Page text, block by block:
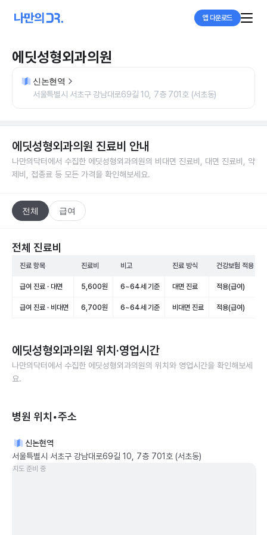
앱 다운로드
에딧성형외과의원
신논현역
서울특별시 서초구 강남대로69길 10, 7층 701호 (서초동)
에딧성형외과의원 진료비 안내
나만의닥터에서 수집한 에딧성형외과의원의 비대면 진료비, 대면 진료비, 약
제비, 접종료 등 모든 가격을 확인해보세요.
전체 급여
전체 진료비
진료 항목 진료비 비고 진료 방식 건강보험 적용
급여 진료 · 대면 5,600원 6~64세 기준 대면 진료 적용(급여)
급여 진료 · 비대면 6,700원 6~64세 기준 비대면 진료 적용(급여)
에딧성형외과의원 위치·영업시간
나만의닥터에서 수집한 에딧성형외과의원의 위치와 영업시간을 확인해보세
요.
병원 위치•주소
신논현역
서울특별시 서초구 강남대로69길 10, 7층 701호 (서초동)
지도 준비 중